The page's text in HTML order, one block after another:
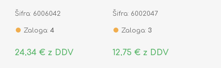
2202 ASHIKO-2B
Šifra: 6006042
Zaloga: 4
24,34 € z DDV
Šifra: 6002047
Zaloga: 3
12,75 € z DDV